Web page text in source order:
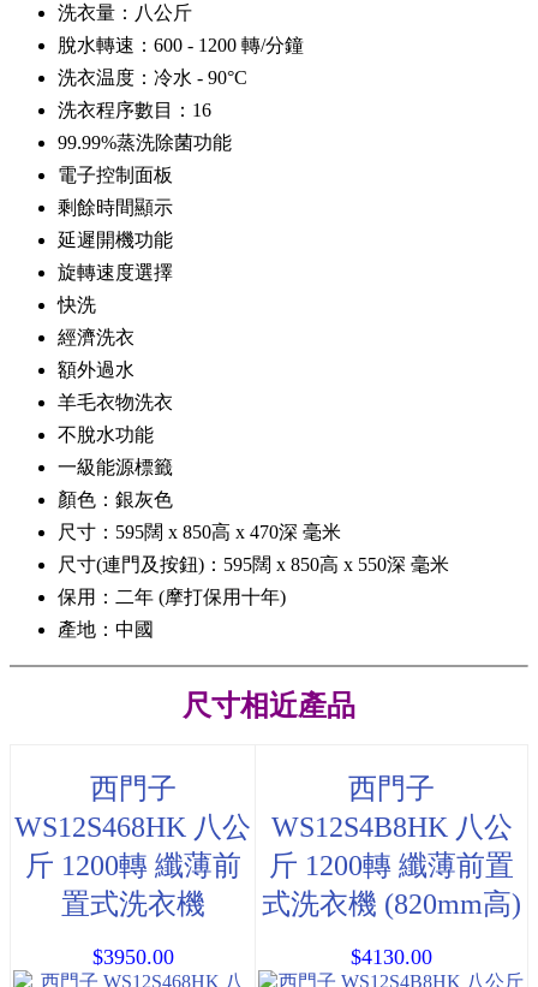
洗衣量：八公斤
脫水轉速：600 - 1200 轉/分鐘
洗衣温度：冷水 - 90°C
洗衣程序數目：16
99.99%蒸洗除菌功能
電子控制面板
剩餘時間顯示
延遲開機功能
旋轉速度選擇
快洗
經濟洗衣
額外過水
羊毛衣物洗衣
不脫水功能
一級能源標籤
顏色：銀灰色
尺寸：595闊 x 850高 x 470深 毫米
尺寸(連門及按鈕)：595闊 x 850高 x 550深 毫米
保用：二年 (摩打保用十年)
產地：中國
尺寸相近產品
西門子
WS12S468HK 八公
斤 1200轉 纖薄前
置式洗衣機
$3950.00
西門子
WS12S4B8HK 八公
斤 1200轉 纖薄前置
式洗衣機 (820mm高)
$4130.00